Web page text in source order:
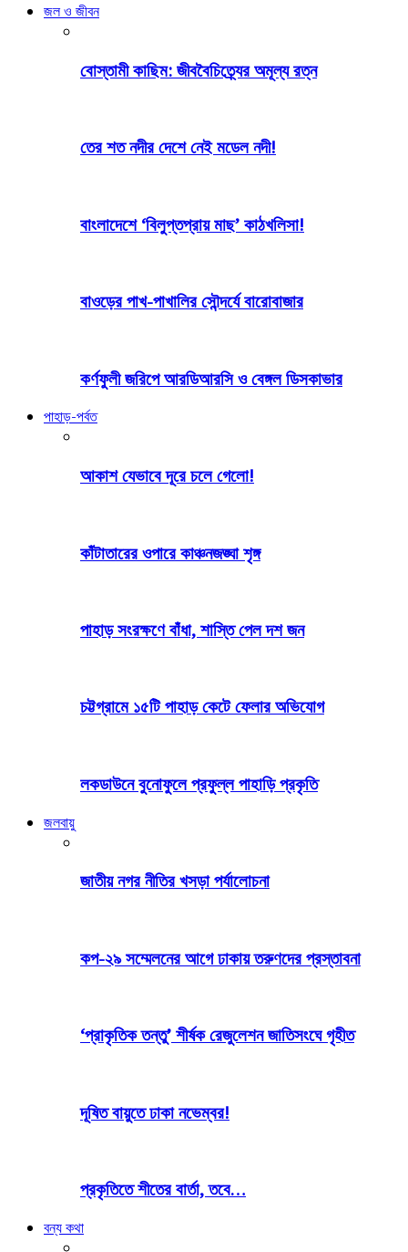
জল ও জীবন
বোস্তামী কাছিম: জীববৈচিত্র্যের অমূল্য রত্ন
তের শত নদীর দেশে নেই মডেল নদী!
বাংলাদেশে ‘বিলুপ্তপ্রায় মাছ’ কাঠখলিসা!
বাওড়ের পাখ-পাখালির সৌন্দর্যে বারোবাজার
কর্ণফুলী জরিপে আরডিআরসি ও বেঙ্গল ডিসকাভার
পাহাড়-পর্বত
আকাশ যেভাবে দূরে চলে গেলো!
কাঁটাতারের ওপারে কাঞ্চনজঙ্ঘা শৃঙ্গ
পাহাড় সংরক্ষণে বাঁধা, শাস্তি পেল দশ জন
চট্টগ্রামে ১৫টি পাহাড় কেটে ফেলার অভিযোগ
লকডাউনে বুনোফুলে প্রফুল্ল পাহাড়ি প্রকৃতি
জলবায়ু
জাতীয় নগর নীতির খসড়া পর্যালোচনা
কপ-২৯ সম্মেলনের আগে ঢাকায় তরুণদের প্রস্তাবনা
‘প্রাকৃতিক তন্তু’ শীর্ষক রেজুলেশন জাতিসংঘে গৃহীত
দূষিত বায়ুতে ঢাকা নভেম্বর!
প্রকৃতিতে শীতের বার্তা, তবে…
বন্য কথা